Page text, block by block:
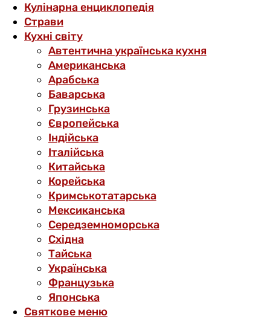
Кулінарна енциклопедія
Страви
Кухні світу
Автентична українська кухня
Американська
Арабська
Баварська
Грузинська
Європейська
Індійська
Італійська
Китайська
Корейська
Кримськотатарська
Мексиканська
Середземноморська
Східна
Тайська
Українська
Французька
Японська
Святкове меню